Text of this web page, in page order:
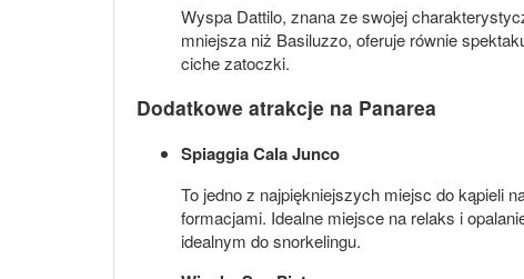
Wyspa Dattilo, znana ze swojej
mniejsza niż Basiluzzo, oferuje równie
ciche zatoczki.
Dodatkowe atrakcje na Panarea
Spiaggia Cala Junco
To jedno z najpiękniejszych miejsc do kąpieli
formacjami. Idealne miejsce na relaks i
idealnym do snorkelingu.